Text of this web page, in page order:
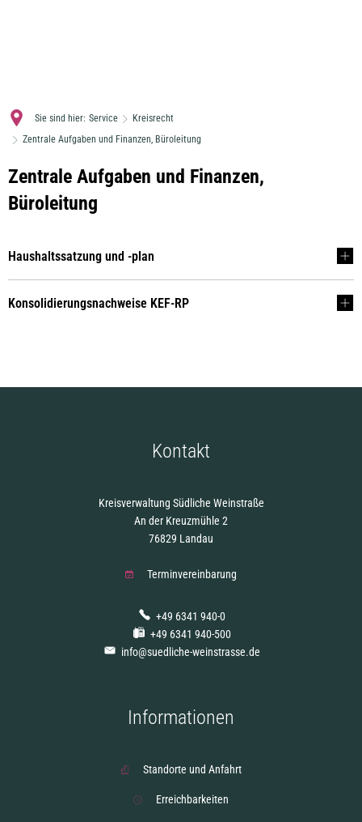
Sie sind hier: Service
Kreisrecht
Zentrale Aufgaben und Finanzen, Büroleitung
Zentrale
Aufgaben
Finanzen,
Büroleitung
Zentrale Aufgaben und Finanzen,
Büroleitung
Haushaltssatzung und -plan
Konsolidierungsnachweise KEF-RP
Kontakt
Kreisverwaltung Südliche Weinstraße
An der Kreuzmühle 2
76829 Landau
Terminvereinbarung
+49 6341 940-0
+49 6341 940-500
info@suedliche-weinstrasse.de
Informationen
Standorte und Anfahrt
Erreichbarkeiten